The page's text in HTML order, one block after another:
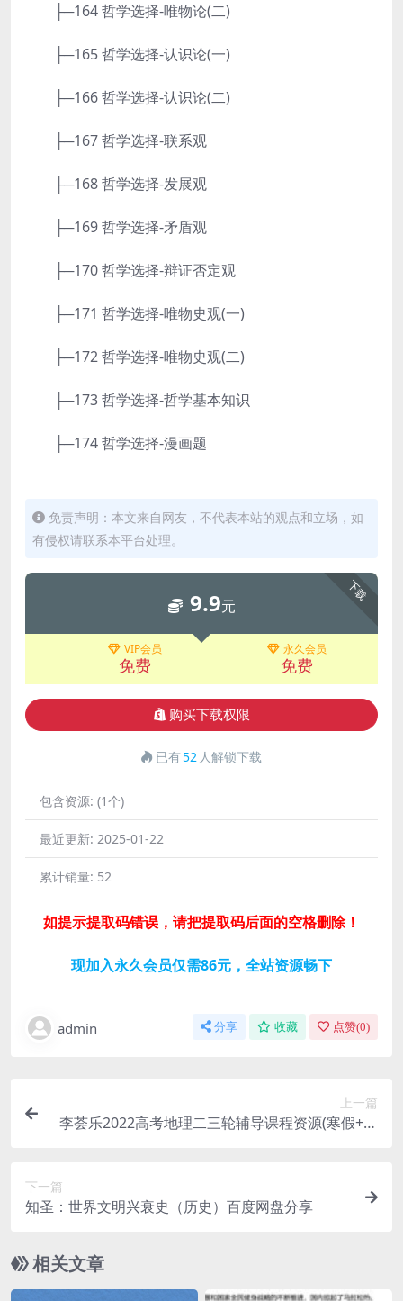
├─164 哲学选择-唯物论(二)
├─165 哲学选择-认识论(一)
├─166 哲学选择-认识论(二)
├─167 哲学选择-联系观
├─168 哲学选择-发展观
├─169 哲学选择-矛盾观
├─170 哲学选择-辩证否定观
├─171 哲学选择-唯物史观(一)
├─172 哲学选择-唯物史观(二)
├─173 哲学选择-哲学基本知识
├─174 哲学选择-漫画题
免责声明：本文来自网友，不代表本站的观点和立场，如
有侵权请联系本平台处理。
下载
9.9元
VIP会员
免费
永久会员
免费
购买下载权限
已有52 人解锁下载
包含资源: (1个)
最近更新: 2025-01-22
累计销量: 52
如提示提取码错误，请把提取码后面的空格删除！
现加入永久会员仅需86元，全站资源畅下
admin 分享 收藏 点赞(0)
上一篇
李荟乐2022高考地理二三轮辅导课程资源(寒假+春
下一篇
知圣：世界文明兴衰史（历史）百度网盘分享
相关文章